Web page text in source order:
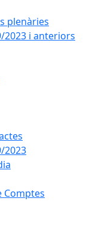
plenàries
2023 i anteriors
2023
Comptes